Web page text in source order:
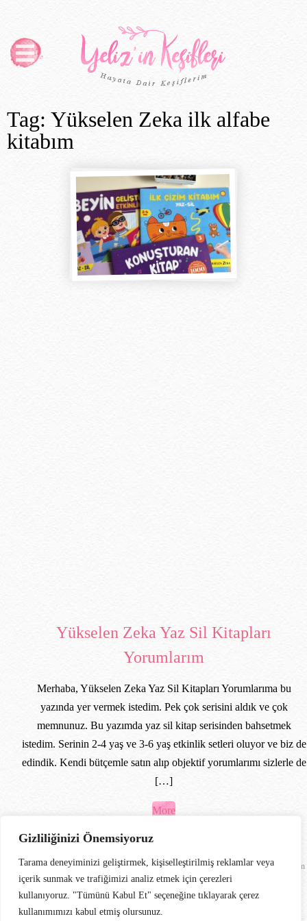
Gizliliğinizi Önemsiyoruz
Tarama deneyiminizi geliştirmek, kişiselleştirilmiş reklamlar veya
içerik sunmak ve trafiğimizi analiz etmek için çerezleri
kullanıyoruz. "Tümünü Kabul Et" seçeneğine tıklayarak çerez
kullanımımızı kabul etmiş olursunuz.
Tag: Yükselen Zeka ilk alfabe
kitabım
Yükselen Zeka Yaz Sil Kitapları
Yorumlarım
Merhaba, Yükselen Zeka Yaz Sil Kitapları Yorumlarıma bu
yazında yer vermek istedim. Pek çok serisini aldık ve çok
memnunuz. Bu yazımda yaz sil kitap serisinden bahsetmek
istedim. Serinin 2-4 yaş ve 3-6 yaş etkinlik setleri oluyor ve biz de
edindik. Kendi bütçemle satın alıp objektif yorumlarımı sizlerle de
[…]
More
26 Mayıs 2026 yeliz
Yükselen Zeka beyin geliştirme etkinlikleri,Yükselen Zeka evde etkinlik seti, Yükselen
Zeka ilk alfabe kitabım,Yükselen Zeka konuşturan kitap,Yükselen Zeka Yaz Sil
Kitapları